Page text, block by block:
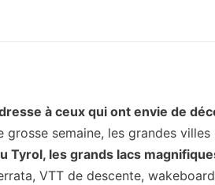
à ceux qui ont envie de
grosse semaine, les grandes
Tyrol, les grands lacs
VTT de descente,